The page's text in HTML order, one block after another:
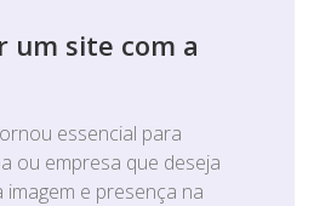
um site com a
essencial para
ou empresa que deseja
e presença na